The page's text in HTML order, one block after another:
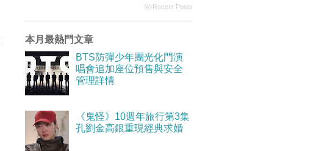
ⓦ Recent Posts
本月最熱門文章
BTS防彈少年團光化門演
唱會追加座位預售與安全
管理詳情
《鬼怪》10週年旅行第3集
孔劉金高銀重現經典求婚